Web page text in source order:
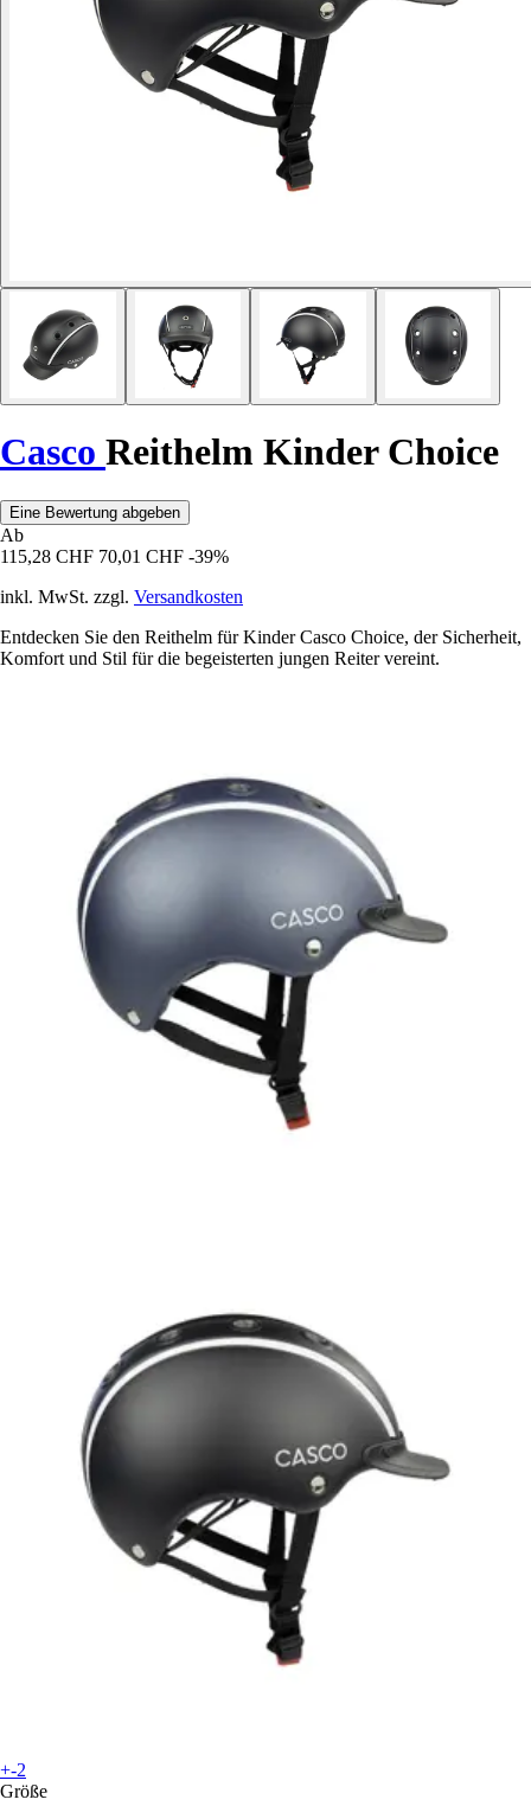
Casco Reithelm Kinder Choice
Eine Bewertung abgeben
Ab
115,28 CHF 70,01 CHF -39%
inkl. MwSt. zzgl. Versandkosten
Entdecken Sie den Reithelm für Kinder Casco Choice, der Sicherheit,
Komfort und Stil für die begeisterten jungen Reiter vereint.
+-2
Größe